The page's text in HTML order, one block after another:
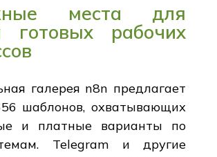
места для
готовых рабочих
галерея n8n предлагает
шаблонов, охватывающих
и платные варианты по
Telegram и другие